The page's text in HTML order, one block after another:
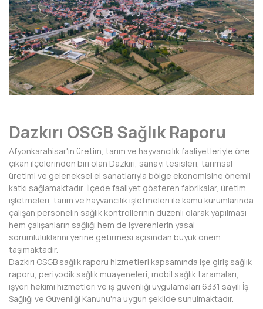
ADIYAMAN
AFYONKARAHİSAR
AĞRI
AKSARAY
ANTALYA
ARDAHAN
ARTVİN
AYDIN
BALIKESİR
BARTIN
BATMAN
BAYBURT
Dazkırı OSGB Sağlık Raporu
Afyonkarahisar'ın üretim, tarım ve hayvancılık faaliyetleriyle öne
çıkan ilçelerinden biri olan Dazkırı, sanayi tesisleri, tarımsal
üretimi ve geleneksel el sanatlarıyla bölge ekonomisine önemli
katkı sağlamaktadır. İlçede faaliyet gösteren fabrikalar, üretim
işletmeleri, tarım ve hayvancılık işletmeleri ile kamu kurumlarında
çalışan personelin sağlık kontrollerinin düzenli olarak yapılması
hem çalışanların sağlığı hem de işverenlerin yasal
sorumluluklarını yerine getirmesi açısından büyük önem
taşımaktadır.
Dazkırı OSGB sağlık raporu hizmetleri kapsamında işe giriş sağlık
raporu, periyodik sağlık muayeneleri, mobil sağlık taramaları,
işyeri hekimi hizmetleri ve iş güvenliği uygulamaları 6331 sayılı İş
Sağlığı ve Güvenliği Kanunu'na uygun şekilde sunulmaktadır.